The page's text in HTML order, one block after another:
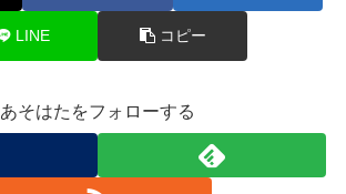
LINE コピー
あそはたをフォローする